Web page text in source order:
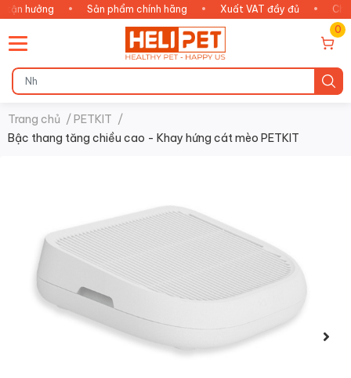
hưởng • Sản phẩm chính hãng • Xuất VAT đầy đủ •
Chăm
0
Trang chủ /PETKIT /
Bậc thang tăng chiều cao - Khay hứng cát mèo PETKIT